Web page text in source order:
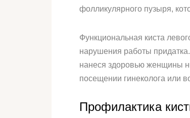
фолликулярного пузыря,
Функциональная киста
нарушения работы придатка.
нанеся здоровью женщины
посещении гинеколога или
Профилактика